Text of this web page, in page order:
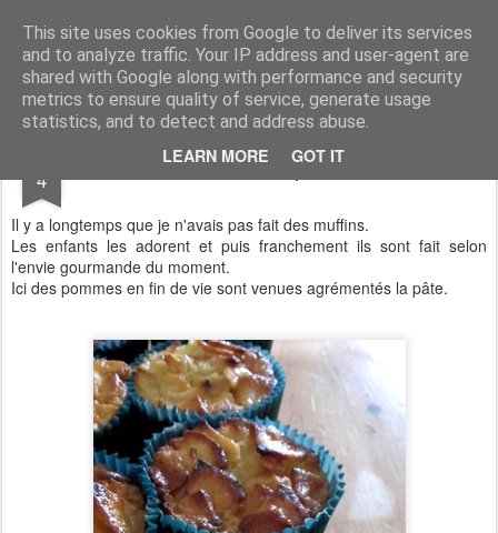
This site uses cookies from Google to deliver its services
and to analyze traffic. Your IP address and user-agent are
shared with Google along with performance and security
metrics to ensure quality of service, generate usage
statistics, and to detect and address abuse.
LEARN MORE GOT IT
Aux papilles by Virginie
4 Muffins aux pommes
Il y a longtemps que je n'avais pas fait des muffins.
Les enfants les adorent et puis franchement ils sont fait selon
l'envie gourmande du moment.
Ici des pommes en fin de vie sont venues agrémentés la pâte.